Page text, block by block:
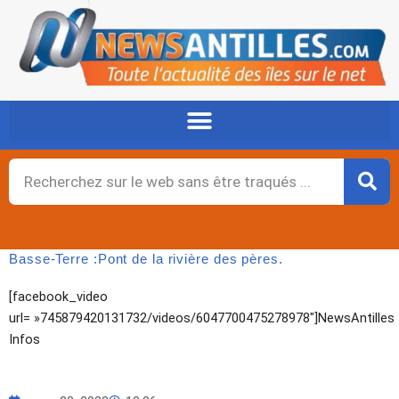
contenu
Rechercher
Basse-Terre :Pont de la rivière des pères.
[facebook_video
url= »745879420131732/videos/6047700475278978″]NewsAntilles
Infos